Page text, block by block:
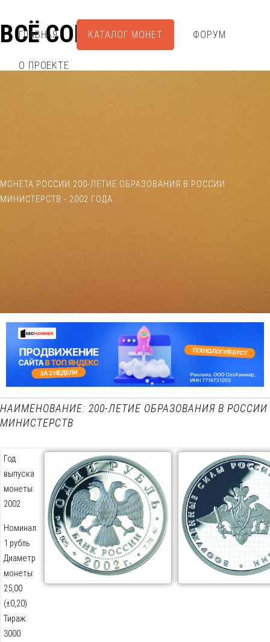
ВСЁ СОБРАЛ
ГЛАВНАЯ КАТАЛОГ МОНЕТ ФОРУМ
О ПРОЕКТЕ
МОНЕТА РОССИИ 200-ЛЕТИЕ ОБРАЗОВАНИЯ В РОССИИ
МИНИСТЕРСТВ - 2002 ГОДА
НАИМЕНОВАНИЕ: 200-ЛЕТИЕ ОБРАЗОВАНИЯ В РОССИИ
МИНИСТЕРСТВ
Год
выпуска
монеты:
2002
Номинал:
1 рубль
Диаметр
монеты:
25,00
(±0,20)
Тираж:
3000